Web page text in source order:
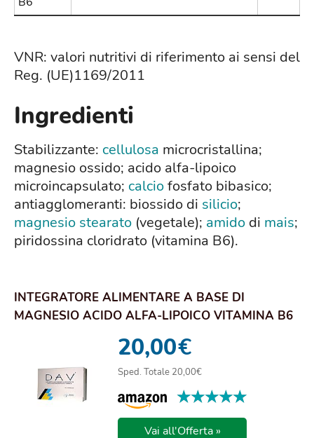
VNR: valori nutritivi di riferimento ai sensi del
Reg. (UE)1169/2011
Ingredienti
Stabilizzante: cellulosa microcristallina;
magnesio ossido; acido alfa-lipoico
microincapsulato; calciofosfato bibasico;
antiagglomeranti: biossido di silicio;
magnesio stearato (vegetale); amido di mais;
piridossina cloridrato (vitamina B6).
INTEGRATORE ALIMENTARE A BASE DI
MAGNESIO ACIDO ALFA-LIPOICO VITAMINA B6
20,00€
Sped. Totale 20,00€
★★★★★
★★★★★
Vai all'Offerta »